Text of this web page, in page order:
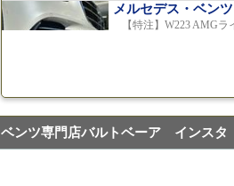
メルセデス・ベンツ
【特注】W223 AMG
ベンツ専門店バルトベーア インスタ